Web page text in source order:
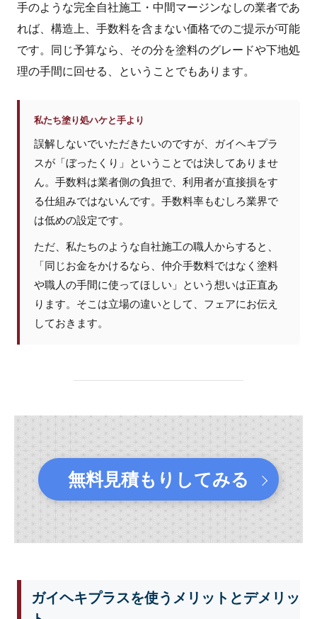
手のような完全自社施工・中間マージンなしの業者であ
れば、構造上、手数料を含まない価格でのご提示が可能
です。同じ予算なら、その分を塗料のグレードや下地処
理の手間に回せる、ということでもあります。
私たち塗り処ハケと手より
誤解しないでいただきたいのですが、ガイヘキプラ
スが「ぼったくり」ということでは決してありませ
ん。手数料は業者側の負担で、利用者が直接損をす
る仕組みではないんです。手数料率もむしろ業界で
は低めの設定です。
ただ、私たちのような自社施工の職人からすると、
「同じお金をかけるなら、仲介手数料ではなく塗料
や職人の手間に使ってほしい」という想いは正直あ
ります。そこは立場の違いとして、フェアにお伝え
しておきます。
無料見積もりしてみる
ガイヘキプラスを使うメリットとデメリッ